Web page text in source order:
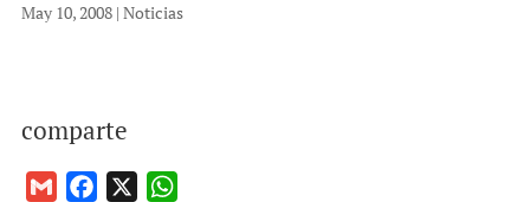
May 10, 2008| Noticias
comparte